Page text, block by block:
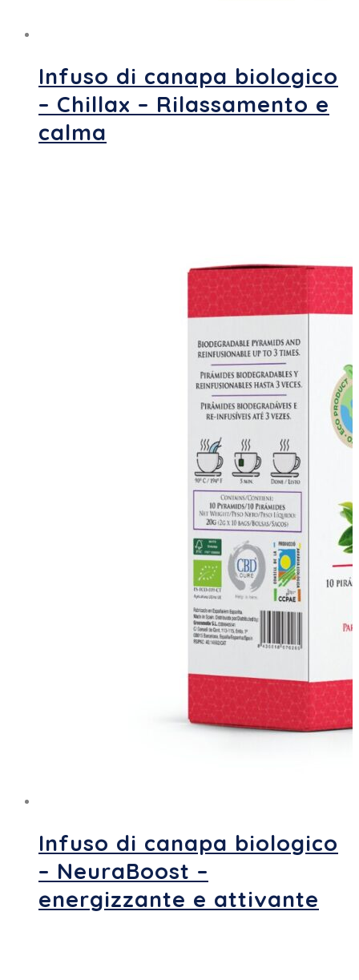
Infuso di canapa biologico
– Chillax – Rilassamento e
calma
Infuso di canapa biologico
– NeuraBoost –
energizzante e attivante